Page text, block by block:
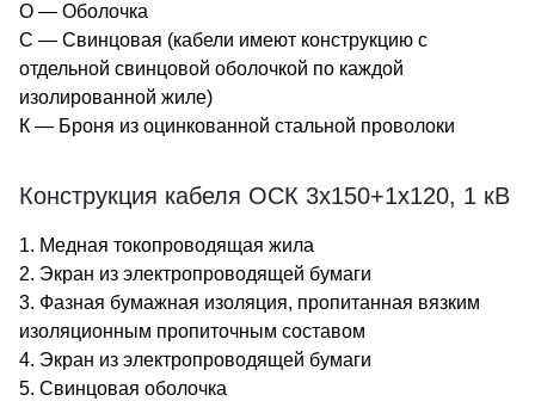
О — Оболочка
С — Свинцовая (кабели имеют конструкцию с
отдельной свинцовой оболочкой по каждой
изолированной жиле)
К — Броня из оцинкованной стальной проволоки
Конструкция кабеля ОСК 3х150+1х120, 1 кВ
1. Медная токопроводящая жила
2. Экран из электропроводящей бумаги
3. Фазная бумажная изоляция, пропитанная вязким
изоляционным пропиточным составом
4. Экран из электропроводящей бумаги
5. Свинцовая оболочка